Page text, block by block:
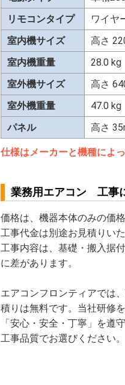
リモコンタイプ
ワイヤ
室内機サイズ
高さ
室内機重量
28.0 kg
室外機サイズ
高さ
室外機重量
47.0 kg
パネル
高さ
仕様はメーカーと機種によ
業務用エアコン 工事
価格は、機器本体のみの価格
工事代金は別途お見積りいた
工事内容は、基礎・搬入据
に差があります。
エアコンフロンティアでは
積りは無料です。当社研修
「安心・安全・丁寧」を遵
工事品質でお選びください。